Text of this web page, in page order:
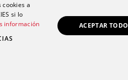
a
si lo
información
ACEPTAR TODO